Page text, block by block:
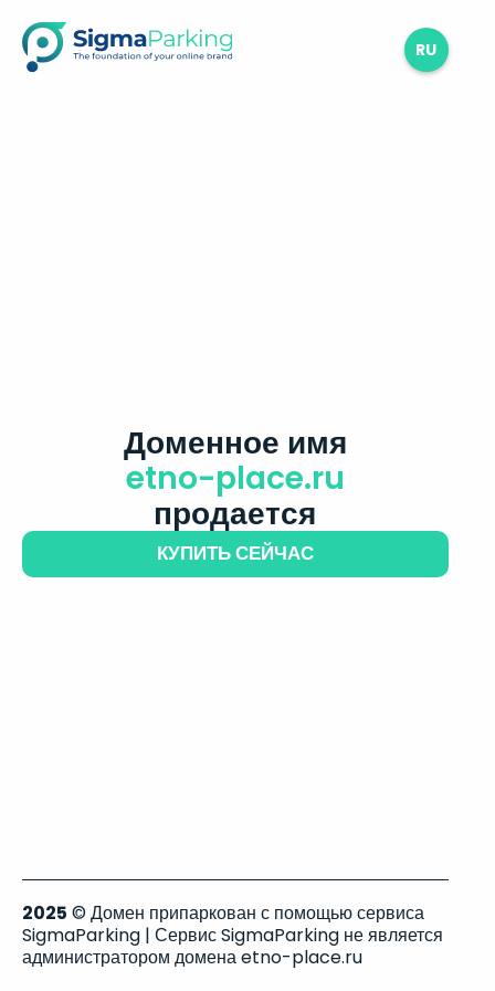
RU
Доменное имя
etno-place.ru
продается
КУПИТЬ СЕЙЧАС
2025 © Домен припаркован с помощью сервиса
SigmaParking | Сервис SigmaParking не является
администратором домена etno-place.ru